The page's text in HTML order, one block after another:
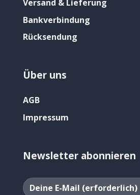
Versand & Lieferung
Bankverbindung
Rücksendung
Über uns
AGB
Impressum
Newsletter abonnieren